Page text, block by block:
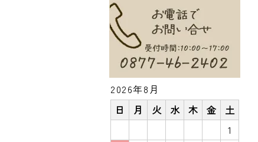
2026年8月
日
月 火 水 木 金
土
1